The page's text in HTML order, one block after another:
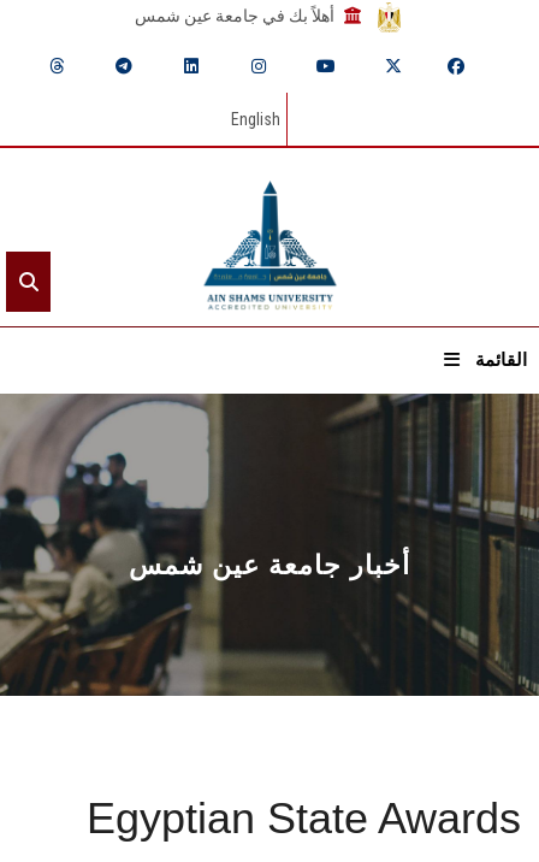
أهلاً بك في جامعة عين شمس
English
القائمة
الرئيسيـة
عن الجامعة
القطاعـات
الشئون الأكاديمية
البحث العلمي
المراكز والوحدات
أخبار جامعة عين شمس
Egyptian State Awards